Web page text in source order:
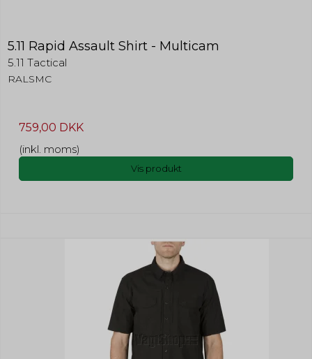
5.11 Rapid Assault Shirt - Multicam
5.11 Tactical
RALSMC
759,00 DKK
(inkl. moms)
Vis produkt